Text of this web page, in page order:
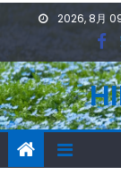
2026, 8月